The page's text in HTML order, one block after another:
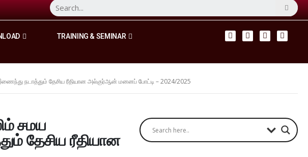
TRAINING & SEMINAR
நடாத்தும் தேசிய ரீதியான அல்குர்ஆன் மனனப் போட்டி – 2024/2025
சமய
தேசிய ரீதியான